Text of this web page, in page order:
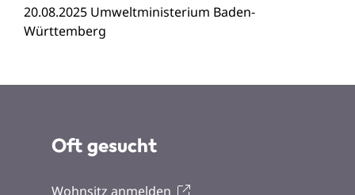
20.08.2025 Umweltministerium Baden-
Württemberg
Oft gesucht
Wohnsitz anmelden